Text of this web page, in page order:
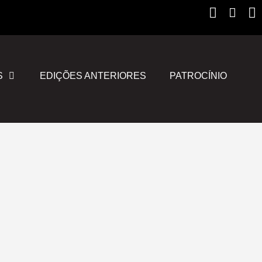
EDIÇÕES ANTERIORES PATROCÍNIO